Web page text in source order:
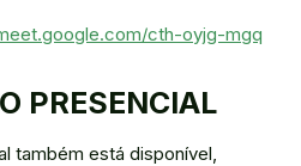
cth-oyjg-mgq
PRESENCIAL
também está disponível,